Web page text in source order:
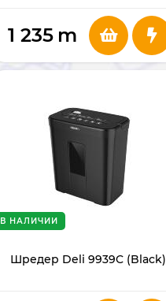
1 235 m
Шредер Deli 9939C (Black)
В НАЛИЧИИ